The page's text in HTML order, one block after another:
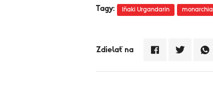
Tagy: Iňaki Urgandarin monarchia
Zdielať na